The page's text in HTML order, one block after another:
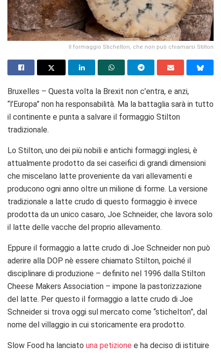
Il formaggio Stichelton, che non può chiamarsi Stilton
Bruxelles – Questa volta la Brexit non c’entra, e anzi,
“l’Europa” non ha responsabilità. Ma la battaglia sarà in tutto
il continente e punta a salvare il formaggio Stilton
tradizionale.
Lo Stilton, uno dei più nobili e antichi formaggi inglesi, è
attualmente prodotto da sei caseifici di grandi dimensioni
che miscelano latte proveniente da vari allevamenti e
producono ogni anno oltre un milione di forme. La versione
tradizionale a latte crudo di questo formaggio è invece
prodotta da un unico casaro, Joe Schneider, che lavora solo
il latte delle vacche del proprio allevamento.
Eppure il formaggio a latte crudo di Joe Schneider non può
aderire alla DOP nè essere chiamato Stilton, poiché il
disciplinare di produzione – definito nel 1996 dalla Stilton
Cheese Makers Association – impone la pastorizzazione
del latte. Per questo il formaggio a latte crudo di Joe
Schneider si trova oggi sul mercato come “stichelton”, dal
nome del villaggio in cui storicamente era prodotto.
Slow Food ha lanciato una petizione e ha deciso di istituire